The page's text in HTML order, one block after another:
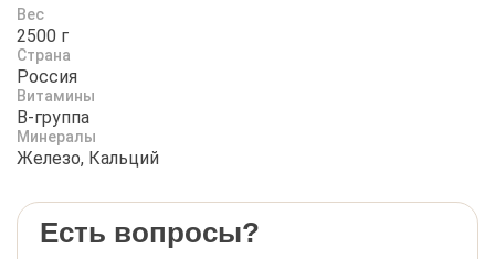
Вес
2500 г
Страна
Россия
Витамины
B-группа
Минералы
Железо, Кальций
Есть вопросы?